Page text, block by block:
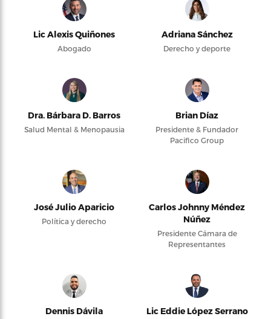
Lic Alexis Quiñones
Abogado
Adriana Sánchez
Derecho y deporte
Dra. Bárbara D. Barros
Salud Mental & Menopausia
Brian Díaz
Presidente & Fundador
Pacifico Group
José Julio Aparicio
Política y derecho
Carlos Johnny Méndez
Núñez
Presidente Cámara de
Representantes
Dennis Dávila Lic Eddie López Serrano